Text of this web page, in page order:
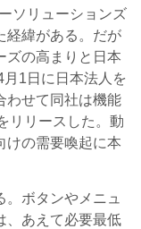
ソリューションズ
経緯がある。だが
ズの高まりと日本
1日に日本法人を
わせて同社は機能
リリースした。動
けの需要喚起に本
ボタンやメニュ
、あえて必要最低